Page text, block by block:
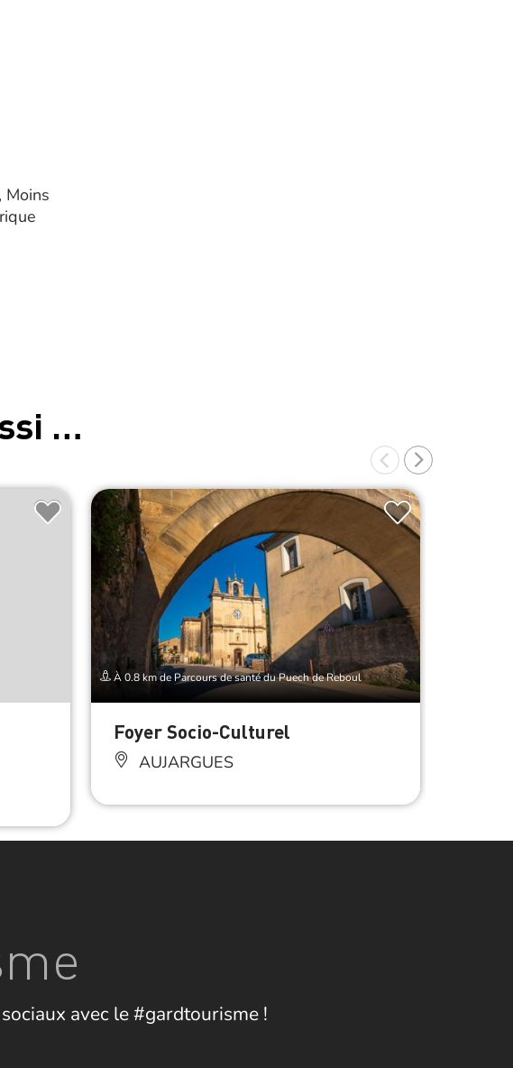
Moins
…
À 0.8 km de Parcours de santé du Puech de Reboul
Foyer Socio-Culturel
AUJARGUES
avec le #gardtourisme !